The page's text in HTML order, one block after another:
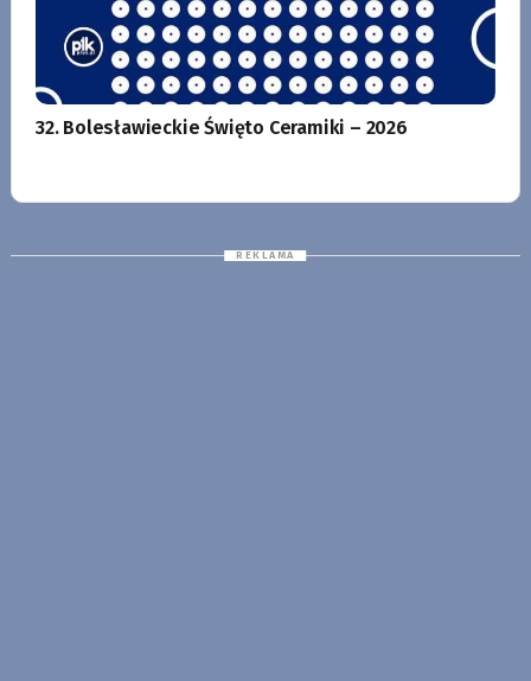
32. Bolesławieckie Święto Ceramiki – 2026